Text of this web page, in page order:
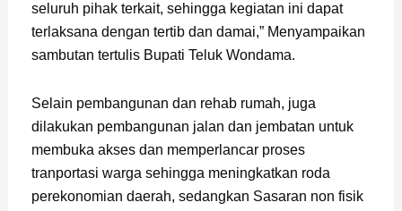
seluruh pihak terkait, sehingga kegiatan ini dapat
terlaksana dengan tertib dan damai,” Menyampaikan
sambutan tertulis Bupati Teluk Wondama.
Selain pembangunan dan rehab rumah, juga
dilakukan pembangunan jalan dan jembatan untuk
membuka akses dan memperlancar proses
tranportasi warga sehingga meningkatkan roda
perekonomian daerah, sedangkan Sasaran non fisik